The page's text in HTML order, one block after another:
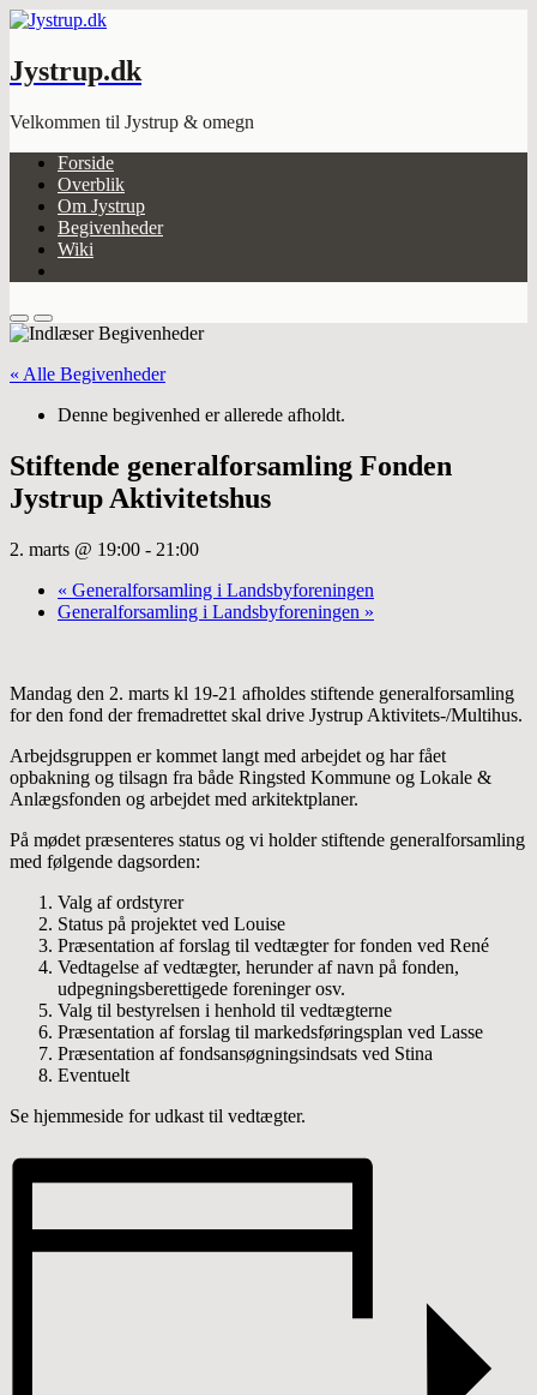
Skip
content
Jystrup.dk
Velkommen til Jystrup & omegn
Forside
Overblik
Om Jystrup
Begivenheder
Wiki
menu
Search
Toggle
Menu
« Alle Begivenheder
Denne begivenhed er allerede afholdt.
Stiftende generalforsamling Fonden
Jystrup Aktivitetshus
2. marts @ 19:00 - 21:00
« Generalforsamling i Landsbyforeningen
Generalforsamling i Landsbyforeningen »
Mandag den 2. marts kl 19-21 afholdes stiftende generalforsamling
for den fond der fremadrettet skal drive Jystrup Aktivitets-/Multihus.
Arbejdsgruppen er kommet langt med arbejdet og har fået
opbakning og tilsagn fra både Ringsted Kommune og Lokale &
Anlægsfonden og arbejdet med arkitektplaner.
På mødet præsenteres status og vi holder stiftende generalforsamling
med følgende dagsorden:
Valg af ordstyrer
Status på projektet ved Louise
Præsentation af forslag til vedtægter for fonden ved René
Vedtagelse af vedtægter, herunder af navn på fonden,
udpegningsberettigede foreninger osv.
Valg til bestyrelsen i henhold til vedtægterne
Præsentation af forslag til markedsføringsplan ved Lasse
Præsentation af fondsansøgningsindsats ved Stina
Eventuelt
Se hjemmeside for udkast til vedtægter.